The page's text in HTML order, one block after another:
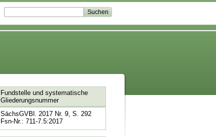
Fundstelle und systematische
Gliederungsnummer
SächsGVBl. 2017 Nr. 9, S. 292
Fsn-Nr.: 711-7.5:2017